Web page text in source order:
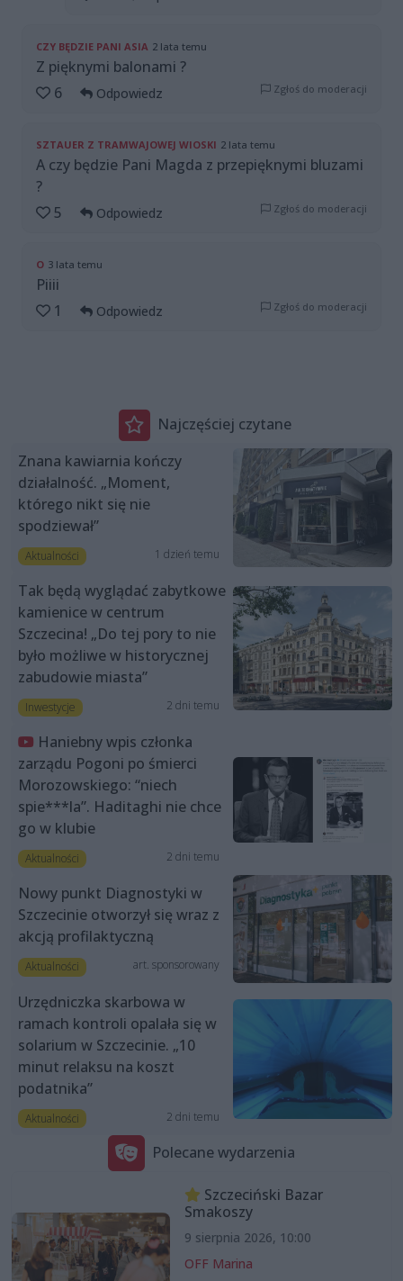
CZY BĘDZIE PANI ASIA 2 lata temu
Z pięknymi balonami ?
6
Odpowiedz Zgłoś do moderacji
SZTAUER Z TRAMWAJOWEJ WIOSKI 2 lata temu
A czy będzie Pani Magda z przepięknymi bluzami
?
5
Odpowiedz Zgłoś do moderacji
O 3 lata temu
Piiii
1
Odpowiedz Zgłoś do moderacji
Najczęściej czytane
Znana kawiarnia kończy
działalność. „Moment,
którego nikt się nie
spodziewał”
Aktualności 1 dzień temu
Tak będą wyglądać zabytkowe
kamienice w centrum
Szczecina! „Do tej pory to nie
było możliwe w historycznej
zabudowie miasta”
Inwestycje 2 dni temu
Haniebny wpis członka
zarządu Pogoni po śmierci
Morozowskiego: “niech
spie***la”. Haditaghi nie chce
go w klubie
Aktualności 2 dni temu
Nowy punkt Diagnostyki w
Szczecinie otworzył się wraz z
akcją profilaktyczną
Aktualności art. sponsorowany
Urzędniczka skarbowa w
ramach kontroli opalała się w
solarium w Szczecinie. „10
minut relaksu na koszt
podatnika”
Aktualności 2 dni temu
Polecane wydarzenia
Szczeciński Bazar
Smakoszy
9 sierpnia 2026, 10:00
OFF Marina